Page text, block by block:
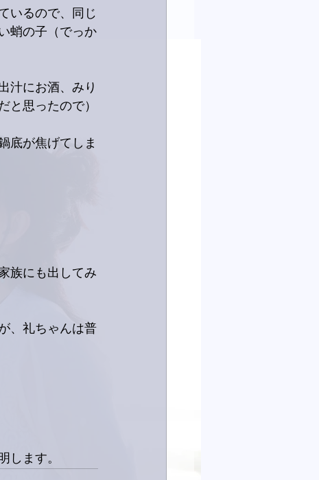
いるので、同じ
蛸の子（でっか
汁にお酒、みり
と思ったので）
底が焦げてしま
族にも出してみ
、礼ちゃんは普
します。